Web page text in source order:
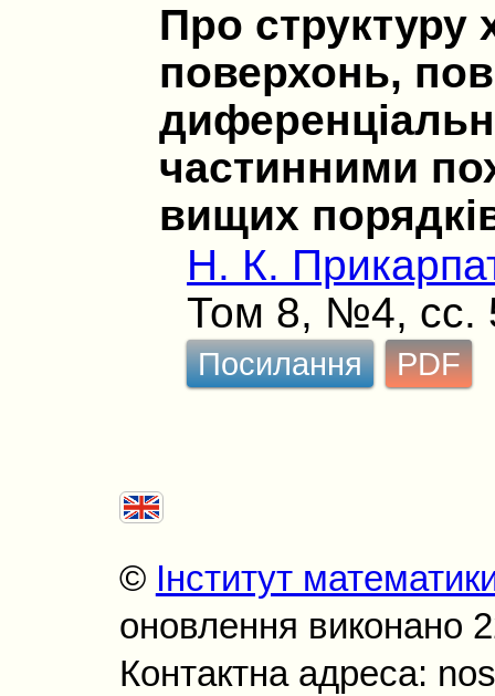
Про структуру
поверхонь,
частинними
вищих
Н. К.
Том 8, №4, сс.
Посилання PDF
© Інститут
оновлення виконано
Контактна адреса: